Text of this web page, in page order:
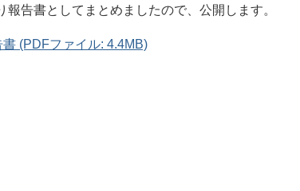
告書としてまとめましたので、公開します。
(PDFファイル: 4.4MB)